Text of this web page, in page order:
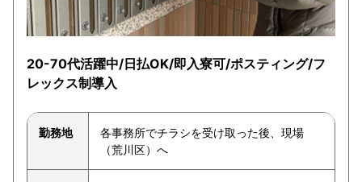
20-70代活躍中/日払OK/即入寮可/ポスティング/フ
レックス制導入
勤務地
各事務所でチラシを受け取った後、現場
（荒川区）へ